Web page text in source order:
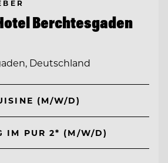
Berchtesgaden
Deutschland
(M/W/D)
IM PUR 2* (M/W/D)